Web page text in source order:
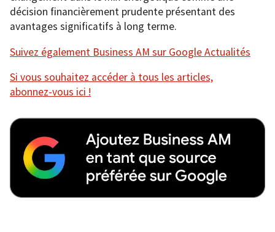
décision financièrement prudente présentant des
avantages significatifs à long terme.
Suivez également Business AM sur Google Actualités
Si vous souhaitez accéder à tous les articles,
abonnez-vous ici !